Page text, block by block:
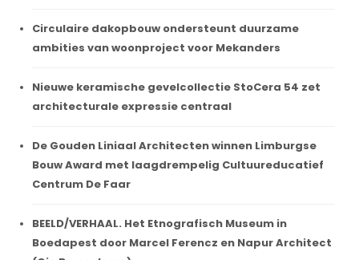
Circulaire dakopbouw ondersteunt duurzame
ambities van woonproject voor Mekanders
Nieuwe keramische gevelcollectie StoCera 54 zet
architecturale expressie centraal
De Gouden Liniaal Architecten winnen Limburgse
Bouw Award met laagdrempelig Cultuureducatief
Centrum De Faar
BEELD/VERHAAL. Het Etnografisch Museum in
Boedapest door Marcel Ferencz en Napur Architect